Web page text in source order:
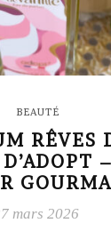
BEAUTÉ
RÊVES
mars 2026